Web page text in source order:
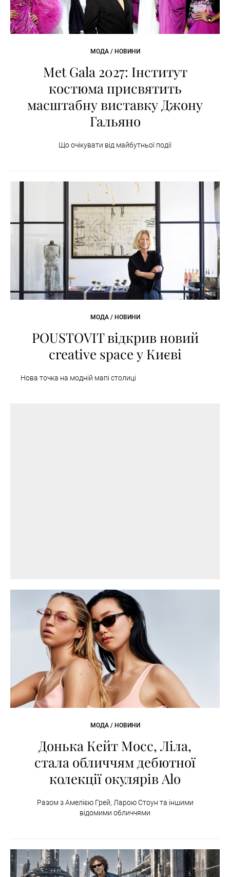
МОДА / НОВИНИ
Met Gala 2027: Інститут
костюма присвятить
масштабну виставку Джону
Гальяно
Що очікувати від майбутньої події
МОДА / НОВИНИ
POUSTOVIT відкрив новий
creative space у Києві
Нова точка на модній мапі столиці
МОДА / НОВИНИ
Донька Кейт Мосс, Ліла,
стала обличчям дебютної
колекції окулярів Alo
Разом з Амелією Грей, Ларою Стоун та іншими
відомими обличчями